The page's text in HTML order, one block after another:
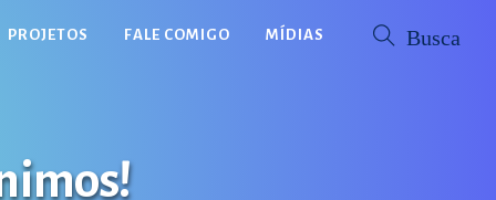
PROJETOS FALE COMIGO MÍDIAS